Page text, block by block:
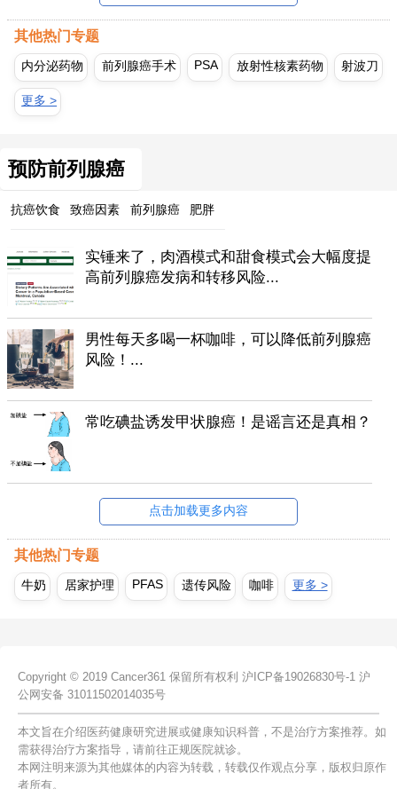
其他热门专题
内分泌药物 前列腺癌手术 PSA 放射性核素药物 射波刀
更多 >
预防前列腺癌
抗癌饮食 致癌因素 前列腺癌 肥胖
实锤来了，肉酒模式和甜食模式会大幅度提
高前列腺癌发病和转移风险...
男性每天多喝一杯咖啡，可以降低前列腺癌
风险！...
常吃碘盐诱发甲状腺癌！是谣言还是真相？
点击加载更多内容
其他热门专题
牛奶 居家护理 PFAS 遗传风险 咖啡 更多 >
Copyright © 2019 Cancer361 保留所有权利 沪ICP备19026830号-1 沪
公网安备 31011502014035号
本文旨在介绍医药健康研究进展或健康知识科普，不是治疗方案推荐。如
需获得治疗方案指导，请前往正规医院就诊。
本网注明来源为其他媒体的内容为转载，转载仅作观点分享，版权归原作
者所有。